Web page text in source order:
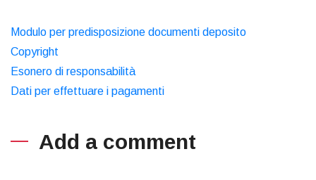
Modulo per predisposizione documenti deposito
Copyright
Esonero di responsabilità
Dati per effettuare i pagamenti
Add a comment